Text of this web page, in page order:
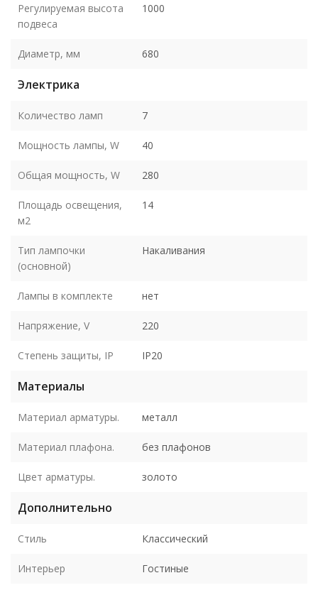
Регулируемая высота
подвеса
1000
Диаметр, мм 680
Электрика
Количество ламп 7
Мощность лампы, W 40
Общая мощность, W 280
Площадь освещения,
м2
14
Тип лампочки
(основной)
Накаливания
Лампы в комплекте нет
Напряжение, V 220
Степень защиты, IP IP20
Материалы
Материал арматуры. металл
Материал плафона. без плафонов
Цвет арматуры. золото
Дополнительно
Стиль Классический
Интерьер Гостиные